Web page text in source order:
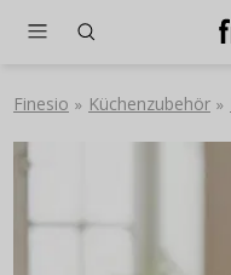
Finesio » Küchenzubehör »